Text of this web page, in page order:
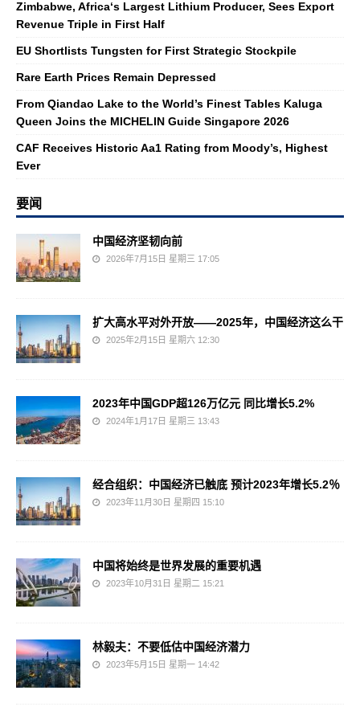
Zimbabwe, Africa‘s Largest Lithium Producer, Sees Export
Revenue Triple in First Half
EU Shortlists Tungsten for First Strategic Stockpile
Rare Earth Prices Remain Depressed
From Qiandao Lake to the World’s Finest Tables Kaluga
Queen Joins the MICHELIN Guide Singapore 2026
CAF Receives Historic Aa1 Rating from Moody’s, Highest
Ever
要闻
中国经济坚韧向前
2026年7月15日 星期三 17:05
扩大高水平对外开放——2025年，中国经济这么干
2025年2月15日 星期六 12:30
2023年中国GDP超126万亿元 同比增长5.2%
2024年1月17日 星期三 13:43
经合组织：中国经济已触底 预计2023年增长5.2％
2023年11月30日 星期四 15:10
中国将始终是世界发展的重要机遇
2023年10月31日 星期二 15:21
林毅夫：不要低估中国经济潜力
2023年5月15日 星期一 14:42